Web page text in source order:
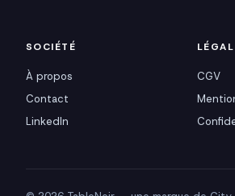
SOCIÉTÉ
À propos
Contact
LinkedIn
LÉGAL
CGV